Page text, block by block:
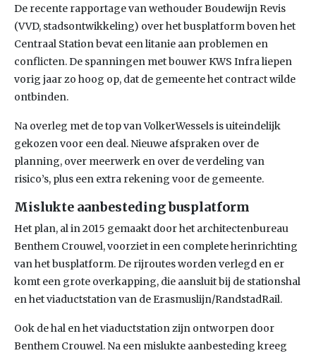
De recente rapportage van wethouder Boudewijn Revis
(VVD, stadsontwikkeling) over het busplatform boven het
Centraal Station bevat een litanie aan problemen en
conflicten. De spanningen met bouwer KWS Infra liepen
vorig jaar zo hoog op, dat de gemeente het contract wilde
ontbinden.
Na overleg met de top van VolkerWessels is uiteindelijk
gekozen voor een deal. Nieuwe afspraken over de
planning, over meerwerk en over de verdeling van
risico’s, plus een extra rekening voor de gemeente.
Mislukte aanbesteding busplatform
Het plan, al in 2015 gemaakt door het architectenbureau
Benthem Crouwel, voorziet in een complete herinrichting
van het busplatform. De rijroutes worden verlegd en er
komt een grote overkapping, die aansluit bij de stationshal
en het viaductstation van de Erasmuslijn/RandstadRail.
Ook de hal en het viaductstation zijn ontworpen door
Benthem Crouwel. Na een mislukte aanbesteding kreeg